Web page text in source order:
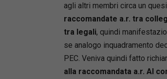
agli altri membri circa un
raccomandate a.r. tra
tra legali, quindi
se analogo inquadramento
PEC. Veniva quindi fatto
alla raccomandata a.r. Al